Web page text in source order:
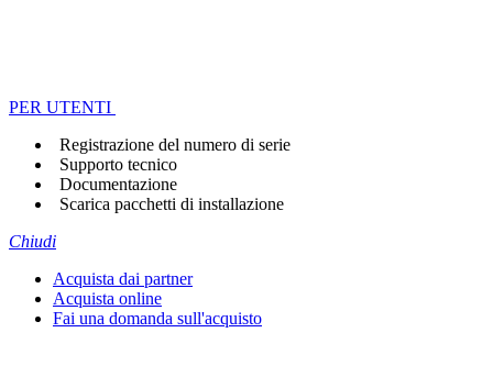
PER UTENTI
Registrazione del numero di serie
Supporto tecnico
Documentazione
Scarica pacchetti di installazione
Chiudi
Acquista dai partner
Acquista online
Fai una domanda sull'acquisto